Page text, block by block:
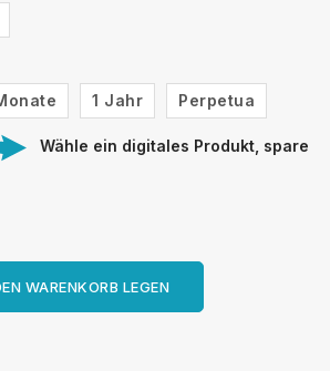
1 Jahr Perpetua
Wähle ein digitales Produkt, spare
WARENKORB LEGEN